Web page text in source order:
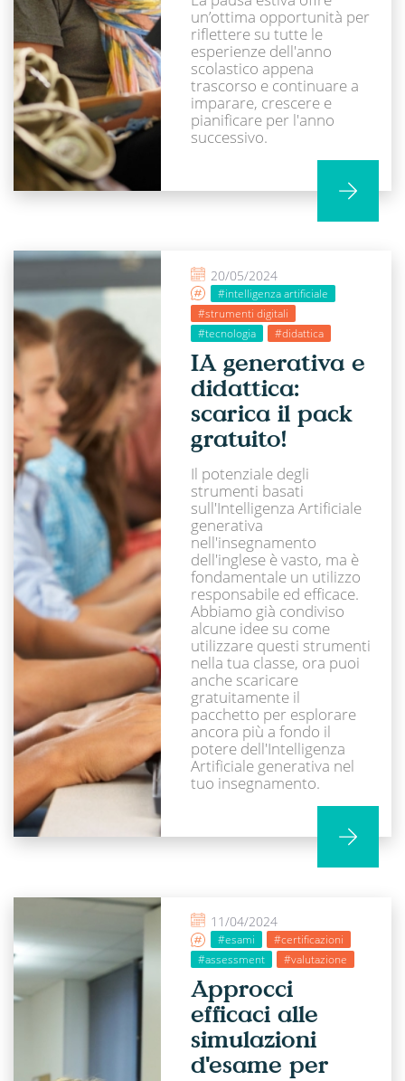
un’ottima opportunità per
riflettere su tutte le
esperienze dell'anno
scolastico appena
trascorso e continuare a
imparare, crescere e
pianificare per l'anno
successivo.
20/05/2024
#intelligenza artificiale
#strumenti digitali
#tecnologia
#didattica
IA generativa e
didattica:
scarica il pack
gratuito!
Il potenziale degli
strumenti basati
sull'Intelligenza Artificiale
generativa
nell'insegnamento
dell'inglese è vasto, ma è
fondamentale un utilizzo
responsabile ed efficace.
Abbiamo già condiviso
alcune idee su come
utilizzare questi strumenti
nella tua classe, ora puoi
anche scaricare
gratuitamente il
pacchetto per esplorare
ancora più a fondo il
potere dell'Intelligenza
Artificiale generativa nel
tuo insegnamento.
11/04/2024
#esami
#certificazioni
#assessment
#valutazione
Approcci
efficaci alle
simulazioni
d'esame per